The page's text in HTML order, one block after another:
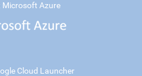
Azure
Cloud Launcher